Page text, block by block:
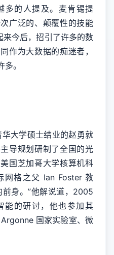
多的人提及。麦肯锡提
广泛的、颠覆性的技能
来今后，招引了许多的数
作为大数据的痴迷者，
。
大学硕士结业的赵勇就
导规划研制了全国的光
国芝加哥大学核算机科
网格之父 Ian Foster 教
身。”他解说道，2005
能的研讨，他也参加其
国家实验室、微